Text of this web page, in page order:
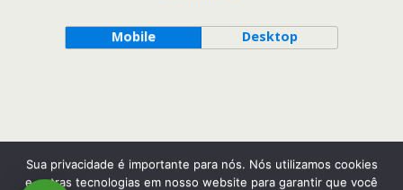
Mobile Desktop
Sua privacidade é importante para nós. Nós utilizamos cookies
e outras tecnologias em nosso website para garantir que você